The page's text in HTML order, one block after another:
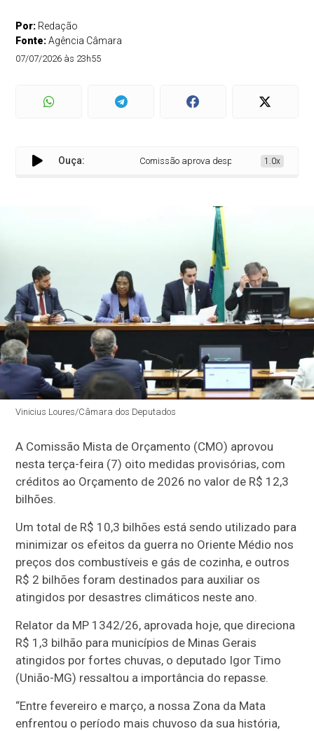
Por: Redação
Fonte:Agência Câmara
07/07/2026 às 23h55
Ouça: Comissão aprova despesas extras de R$
1.0x
Vinicius Loures/Câmara dos Deputados
A Comissão Mista de Orçamento (CMO) aprovou
nesta terça-feira (7) oito medidas provisórias, com
créditos ao Orçamento de 2026 no valor de R$ 12,3
bilhões.
Um total de R$ 10,3 bilhões está sendo utilizado para
minimizar os efeitos da guerra no Oriente Médio nos
preços dos combustíveis e gás de cozinha, e outros
R$ 2 bilhões foram destinados para auxiliar os
atingidos por desastres climáticos neste ano.
Relator da MP 1342/26, aprovada hoje, que direciona
R$ 1,3 bilhão para municípios de Minas Gerais
atingidos por fortes chuvas, o deputado Igor Timo
(União-MG) ressaltou a importância do repasse.
“Entre fevereiro e março, a nossa Zona da Mata
enfrentou o período mais chuvoso da sua história,